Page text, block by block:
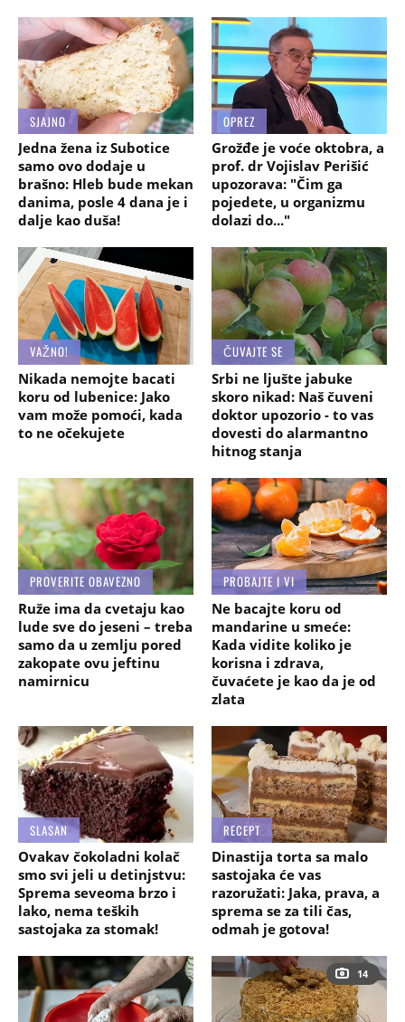
SJAJNO
Jedna žena iz Subotice
samo ovo dodaje u
brašno: Hleb bude mekan
danima, posle 4 dana je i
dalje kao duša!
OPREZ
Grožđe je voće oktobra, a
prof. dr Vojislav Perišić
upozorava: "Čim ga
pojedete, u organizmu
dolazi do..."
VAŽNO!
Nikada nemojte bacati
koru od lubenice: Jako
vam može pomoći, kada
to ne očekujete
ČUVAJTE SE
Srbi ne ljušte jabuke
skoro nikad: Naš čuveni
doktor upozorio - to vas
dovesti do alarmantno
hitnog stanja
PROVERITE OBAVEZNO
Ruže ima da cvetaju kao
lude sve do jeseni – treba
samo da u zemlju pored
zakopate ovu jeftinu
namirnicu
PROBAJTE I VI
Ne bacajte koru od
mandarine u smeće:
Kada vidite koliko je
korisna i zdrava,
čuvaćete je kao da je od
zlata
SLASAN
Ovakav čokoladni kolač
smo svi jeli u detinjstvu:
Sprema seveoma brzo i
lako, nema teških
sastojaka za stomak!
RECEPT
Dinastija torta sa malo
sastojaka će vas
razoružati: Jaka, prava, a
sprema se za tili čas,
odmah je gotova!
14